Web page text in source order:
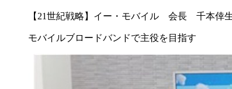
【21世紀戦略】イー・モバイル 会長 千本倖
モバイルブロードバンドで主役を目指す